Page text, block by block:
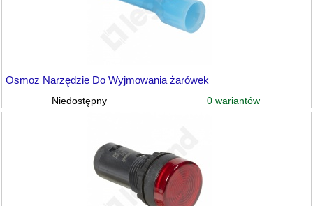
Osmoz Narzędzie Do Wyjmowania żarówek
Niedostępny 0 wariantów